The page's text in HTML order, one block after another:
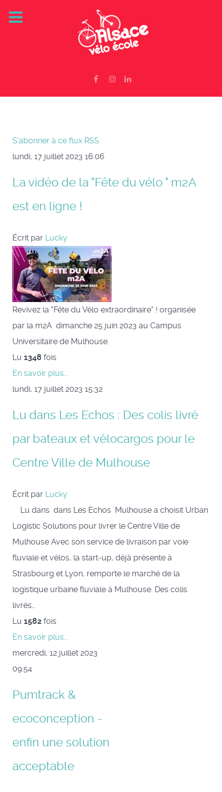
S'abonner à ce flux RSS
lundi, 17 juillet 2023 16:06
La vidéo de la "Fête du vélo " m2A
est en ligne !
Écrit par Lucky
Revivez la "Fête du Vélo extraordinaire" ! organisée
par la m2A dimanche 25 juin 2023 au Campus
Universitaire de Mulhouse.
Lu 1348 fois
En savoir plus...
lundi, 17 juillet 2023 15:32
Lu dans Les Echos : Des colis livré
par bateaux et vélocargos pour le
Centre Ville de Mulhouse
Écrit par Lucky
Lu dans dans Les Echos Mulhouse a choisit Urban
Logistic Solutions pour livrer le Centre Ville de
Mulhouse Avec son service de livraison par voie
fluviale et vélos, la start-up, déjà présente à
Strasbourg et Lyon, remporte le marché de la
logistique urbaine fluviale à Mulhouse. Des colis
livrés…
Lu 1582 fois
En savoir plus...
mercredi, 12 juillet 2023
09:54
Pumtrack &
ecoconception -
enfin une solution
acceptable